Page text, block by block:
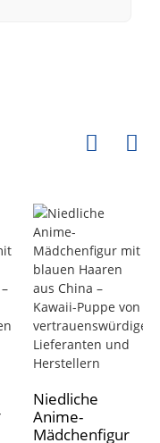
Niedliche
Anime-
Mädchenfigur